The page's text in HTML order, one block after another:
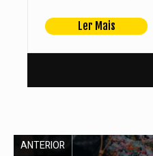
Ler Mais
ANTERIOR